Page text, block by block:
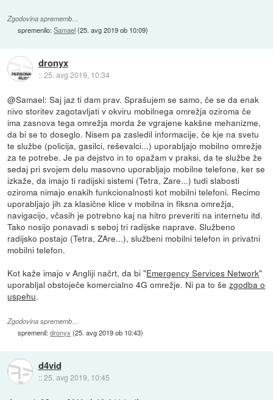
Zgodovina sprememb…
spremenilo:Samael(25. avg 2019 ob 10:09)
dronyx
::25. avg 2019, 10:34
@Samael: Saj jaz ti dam prav. Sprašujem se samo, če se da enak
nivo storitev zagotavljati v okviru mobilnega omrežja oziroma če
ima zasnova tega omrežja morda že vgrajene kakšne mehanizme,
da bi se to doseglo. Nisem pa zasledil informacije, če kje na svetu
te službe (policija, gasilci, reševalci...) uporabljajo mobilno omrežje
za te potrebe. Je pa dejstvo in to opažam v praksi, da te službe že
sedaj pri svojem delu masovno uporabljajo mobilne telefone, ker se
izkaže, da imajo ti radijski sistemi (Tetra, Zare...) tudi slabosti
oziroma nimajo enakih funkcionalnosti kot mobilni telefoni. Recimo
uporabljajo jih za klasične klice v mobilna in fiksna omrežja,
navigacijo, včasih je potrebno kaj na hitro preveriti na internetu itd.
Tako nosijo ponavadi s seboj tri radijske naprave. Službeno
radijsko postajo (Tetra, ZAre...), službeni mobilni telefon in privatni
mobilni telefon.
Kot kaže imajo v Angliji načrt, da bi "Emergency Services Network"
uporabljal obstoječe komercialno 4G omrežje. Ni pa to šezgodba o
uspehu.
Zgodovina sprememb…
spremenil:dronyx (25. avg 2019 ob 10:43)
d4vid
::25. avg 2019, 10:45